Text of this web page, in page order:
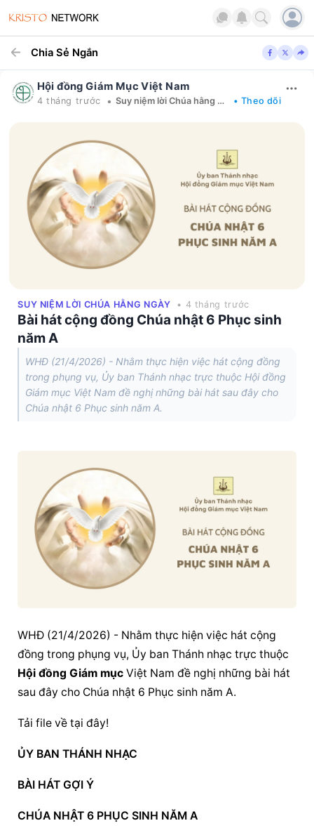
Chia Sẻ Ngắn
Hội đồng Giám Mục Việt Nam
4 tháng trước • Suy niệm lời Chúa hằng ngày • Theo dõi
SUY NIỆM LỜI CHÚA HẰNG NGÀY • 4 tháng trước
Bài hát cộng đồng Chúa nhật 6 Phục sinh
năm A
WHĐ (21/4/2026) - Nhằm thực hiện việc hát cộng đồng
trong phụng vụ, Ủy ban Thánh nhạc trực thuộc Hội đồng
Giám mục Việt Nam đề nghị những bài hát sau đây cho
Chúa nhật 6 Phục sinh năm A.
WHĐ (21/4/2026) - Nhằm thực hiện việc hát cộng
Hội đồng Giám mục Việt Nam đề nghị những bài hát
sau đây cho Chúa nhật 6 Phục sinh năm A.
Tải file về tại đây!
ỦY BAN THÁNH NHẠC
BÀI HÁT GỢI Ý
CHÚA NHẬT 6 PHỤC SINH NĂM A